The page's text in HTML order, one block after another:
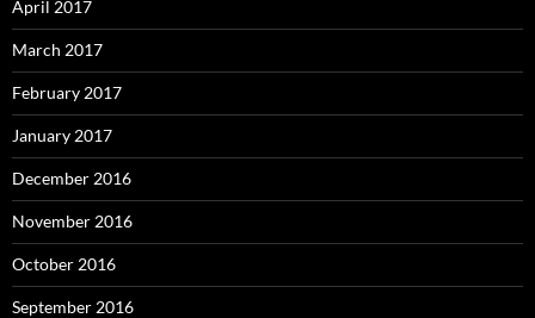
April 2017
March 2017
February 2017
January 2017
December 2016
November 2016
October 2016
September 2016